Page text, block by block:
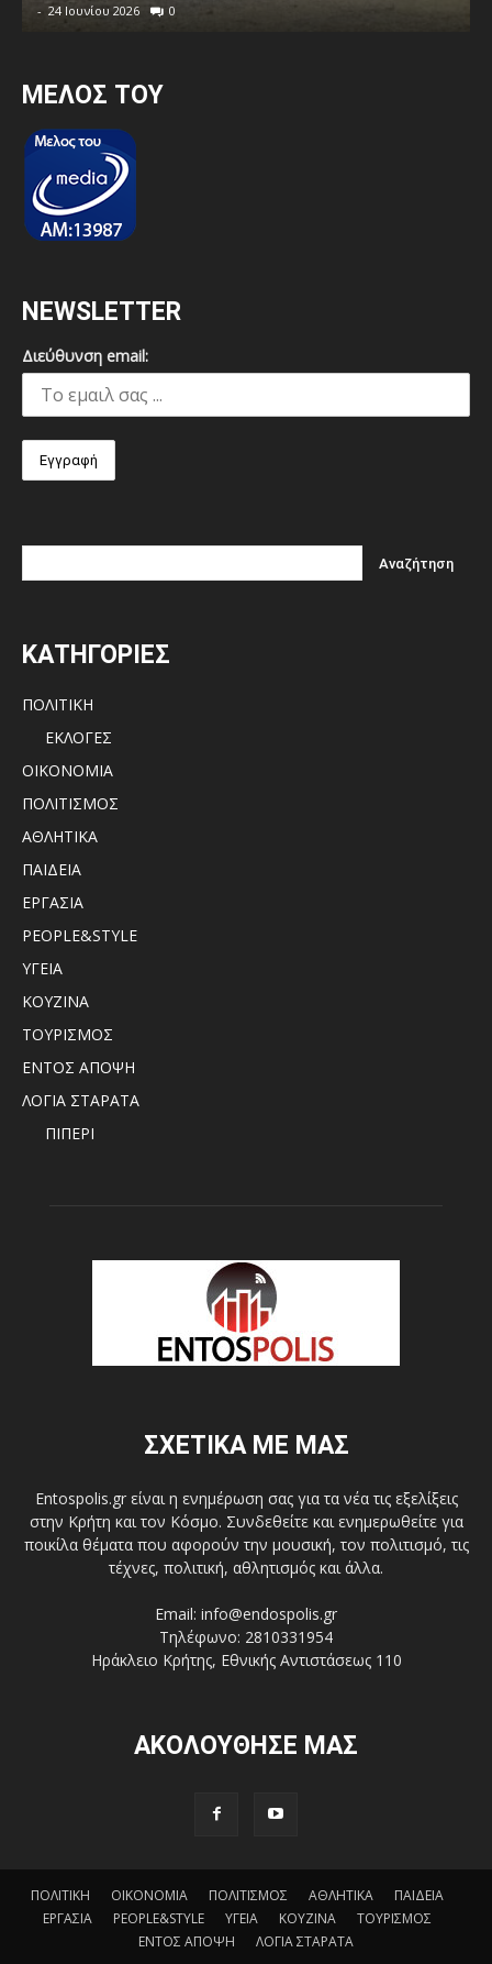
- 24 Ιουνίου 2026 0
MEΛΟΣ ΤΟΥ
NEWSLETTER
Διεύθυνση email:
ΚΑΤΗΓΟΡΙΕΣ
ΠΟΛΙΤΙΚΗ
ΕΚΛΟΓΕΣ
ΟΙΚΟΝΟΜΙΑ
ΠΟΛΙΤΙΣΜΟΣ
ΑΘΛΗΤΙΚΑ
ΠΑΙΔΕΙΑ
ΕΡΓΑΣΙΑ
PEOPLE&STYLE
ΥΓΕΙΑ
ΚΟΥΖΙΝΑ
ΤΟΥΡΙΣΜΟΣ
ΕΝΤΟΣ ΑΠΟΨΗ
ΛΟΓΙΑ ΣΤΑΡΑΤΑ
ΠΙΠΕΡΙ
ΣΧΕΤΙΚΑ ΜΕ ΜΑΣ
Entospolis.gr είναι η ενημέρωση σας για τα νέα τις εξελίξεις
στην Κρήτη και τον Κόσμο. Συνδεθείτε και ενημερωθείτε για
ποικίλα θέματα που αφορούν την μουσική, τον πολιτισμό, τις
τέχνες, πολιτική, αθλητισμός και άλλα.
Email: info@endospolis.gr
Τηλέφωνο: 2810331954
Ηράκλειο Κρήτης, Εθνικής Αντιστάσεως 110
ΑΚΟΛΟΥΘΗΣΕ ΜΑΣ
ΠΟΛΙΤΙΚΗ ΟΙΚΟΝΟΜΙΑ ΠΟΛΙΤΙΣΜΟΣ ΑΘΛΗΤΙΚΑ
ΠΑΙΔΕΙΑ
ΕΡΓΑΣΙΑ
PEOPLE&STYLE ΥΓΕΙΑ ΚΟΥΖΙΝΑ
ΤΟΥΡΙΣΜΟΣ
ΕΝΤΟΣ ΑΠΟΨΗ
ΛΟΓΙΑ ΣΤΑΡΑΤΑ